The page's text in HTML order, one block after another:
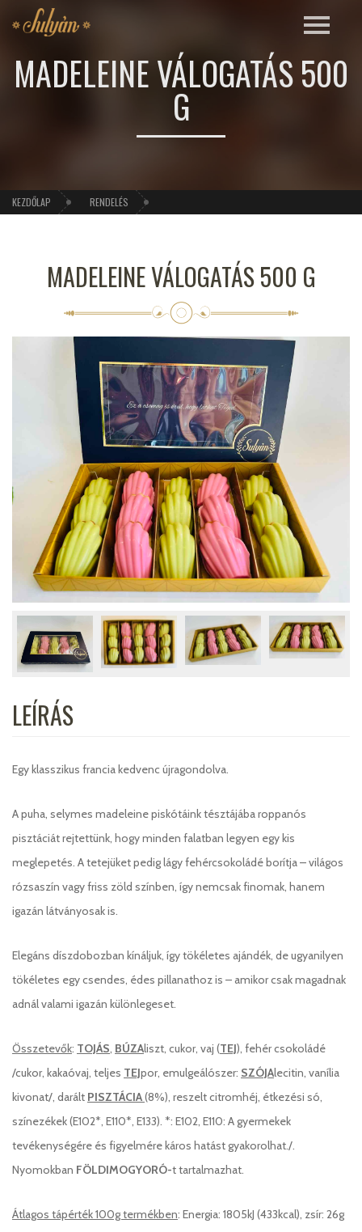
MADELEINE VÁLOGATÁS 500
G
KEZDŐLAP RENDELÉS
MADELEINE VÁLOGATÁS 500 G
LEÍRÁS
Egy klasszikus francia kedvenc újragondolva.
A puha, selymes madeleine piskótáink tésztájába roppanós
pisztáciát rejtettünk, hogy minden falatban legyen egy kis
meglepetés. A tetejüket pedig lágy fehércsokoládé borítja – világos
rózsaszín vagy friss zöld színben, így nemcsak finomak, hanem
igazán látványosak is.
Elegáns díszdobozban kínáljuk, így tökéletes ajándék, de ugyanilyen
tökéletes egy csendes, édes pillanathoz is – amikor csak magadnak
adnál valami igazán különlegeset.
Összetevők: TOJÁS, BÚZAliszt, cukor, vaj (TEJ), fehér csokoládé
/cukor, kakaóvaj, teljes TEJpor, emulgeálószer: SZÓJAlecitin, vanília
kivonat/, darált PISZTÁCIA(8%), reszelt citromhéj, étkezési só,
színezékek (E102*, E110*, E133). *: E102, E110: A gyermekek
tevékenységére és figyelmére káros hatást gyakorolhat./.
Nyomokban FÖLDIMOGYORÓ-t tartalmazhat.
Átlagos tápérték 100g termékben: Energia: 1805kJ (433kcal), zsír: 26g